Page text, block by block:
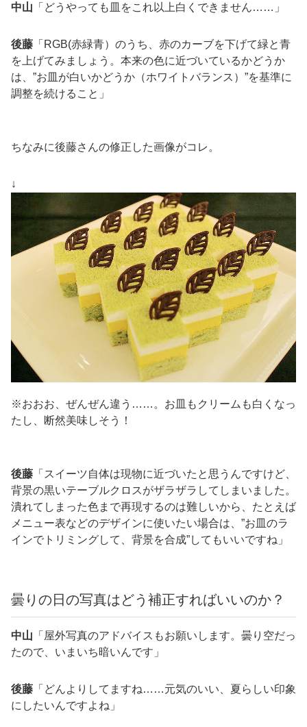
中山 「どうやっても皿をこれ以上白くできません……」
後藤 「RGB(赤緑青）のうち、赤のカーブを下げて緑と青
を上げてみましょう。本来の色に近づいているかどうか
は、”お皿が白いかどうか（ホワイトバランス）”を基準に
調整を続けること」
ちなみに後藤さんの修正した画像がコレ。
↓
※おおお、ぜんぜん違う……。お皿もクリームも白くなっ
たし、断然美味しそう！
後藤 「スイーツ自体は現物に近づいたと思うんですけど、
背景の黒いテーブルクロスがザラザラしてしまいました。
潰れてしまった色まで再現するのは難しいから、たとえば
メニュー表などのデザインに使いたい場合は、”お皿のラ
インでトリミングして、背景を合成”してもいいですね」
曇りの日の写真はどう補正すればいいのか？
中山 「屋外写真のアドバイスもお願いします。曇り空だっ
たので、いまいち暗いんです」
後藤 「どんよりしてますね……元気のいい、夏らしい印象
にしたいんですよね」